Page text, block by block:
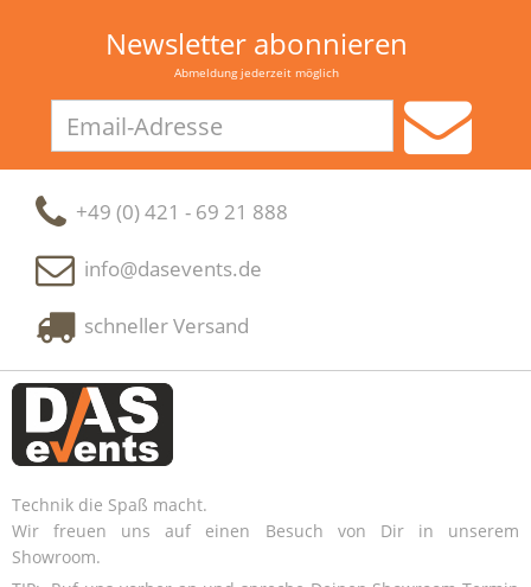
Newsletter abonnieren
Abmeldung jederzeit möglich
Adresse
+49 (0) 421 - 69 21 888
info@dasevents.de
schneller Versand
Technik die Spaß macht.
Wir freuen uns auf einen Besuch von Dir in unserem
Showroom.